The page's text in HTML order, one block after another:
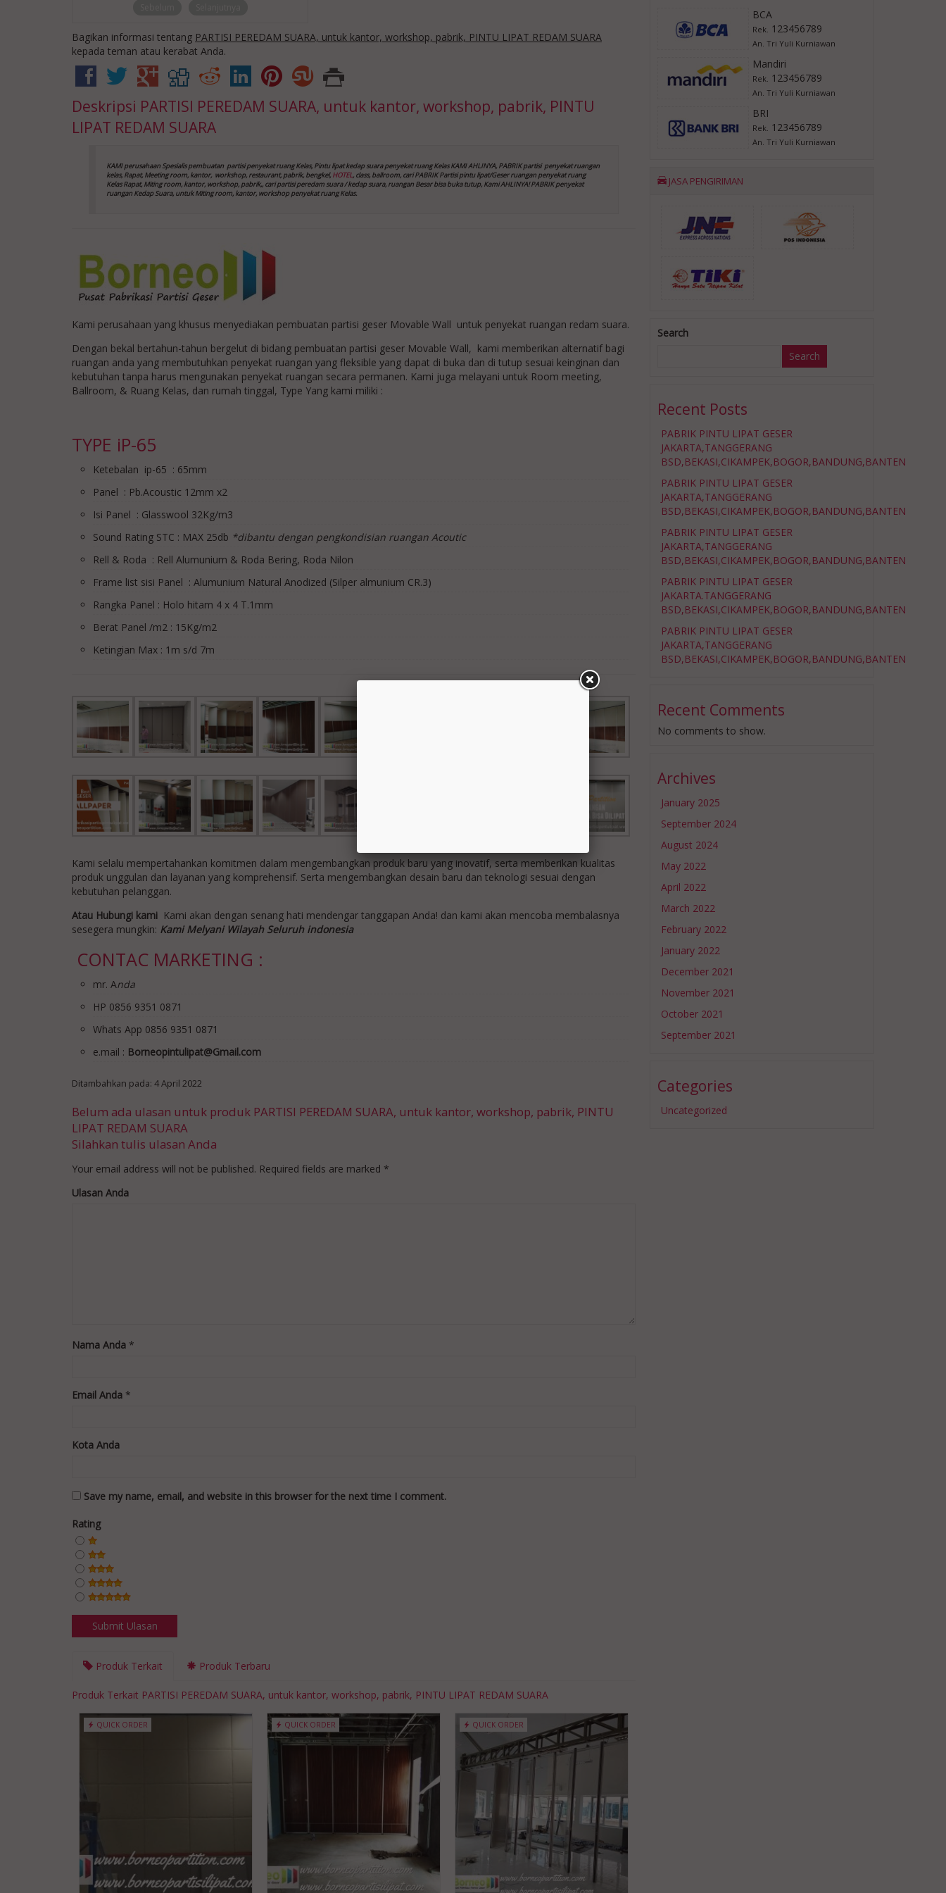
Bagikan informasi tentang PARTISI PEREDAM SUARA, untuk kantor, workshop, pabrik, PINTU LIPAT REDAM SUARA
kepada teman atau kerabat Anda.
Deskripsi PARTISI PEREDAM SUARA, untuk kantor, workshop, pabrik, PINTU
LIPAT REDAM SUARA
KAMI perusahaan Spesialis pembuatan partisi penyekat ruang Kelas, Pintu lipat kedap suarapenyekat ruang KelasKAMI AHLINYA, PABRIK partisi penyekat ruangan
kelas, Rapat, Meeting room, kantor, workshop, restaurant, pabrik, bengkel, HOTEL, class, ballroom, cari PABRIK Partisi pintu lipat/Geser ruangan penyekat ruang
KelasRapat, Miting room, kantor, workshop, pabrik,, cari partisi peredam suara / kedap suara, ruangan Besar bisa buka tutup, Kami AHLINYA! PABRIK penyekat
ruangan Kedap Suara, untuk Miting room, kantor, workshop penyekat ruang Kelas.
Kami perusahaan yang khusus menyediakan pembuatan partisi geser Movable Wall untuk penyekat ruangan redam suara.
Dengan bekal bertahun-tahun bergelut di bidang pembuatan partisi geser Movable Wall, kami memberikan alternatif bagi
ruangan anda yang membutuhkan penyekat ruangan yang fleksible yang dapat di buka dan di tutup sesuai keinginan dan
kebutuhan tanpa harus mengunakan penyekat ruangan secara permanen. Kami juga melayani untuk Room meeting,
Ballroom, & Ruang Kelas, dan rumah tinggal, Type Yang kami miliki :
TYPE iP-65
Ketebalan ip-65 : 65mm
Panel : Pb.Acoustic 12mm x2
Isi Panel : Glasswool 32Kg/m3
Sound Rating STC : MAX 25db *dibantu dengan pengkondisian ruangan Acoutic
Rell & Roda : Rell Alumunium & Roda Bering, Roda Nilon
Frame list sisi Panel : Alumunium Natural Anodized (Silper almunium CR.3)
Rangka Panel : Holo hitam 4 x 4 T.1mm
Berat Panel /m2 : 15Kg/m2
Ketingian Max : 1m s/d 7m
Kami selalu mempertahankan komitmen dalam mengembangkan produk baru yang inovatif, serta memberikan kualitas
produk unggulan dan layanan yang komprehensif. Serta mengembangkan desain baru dan teknologi sesuai dengan
kebutuhan pelanggan.
Atau Hubungi kami Kami akan dengan senang hati mendengar tanggapan Anda! dan kami akan mencoba membalasnya
sesegera mungkin: Kami Melyani Wilayah Seluruh indonesia
CONTAC MARKETING :
mr. Anda
HP 0856 9351 0871
Whats App 0856 9351 0871
e.mail : Borneopintulipat@Gmail.com
Ditambahkan pada: 4 April 2022
Belum ada ulasan untuk produk PARTISI PEREDAM SUARA, untuk kantor, workshop, pabrik, PINTU
LIPAT REDAM SUARA
Silahkan tulis ulasan Anda
Your email address will not be published. Required fields are marked *
Ulasan Anda
Nama Anda *
Email Anda *
Kota Anda
Save my name, email, and website in this browser for the next time I comment.
Rating
Produk Terkait Produk Terbaru
Produk Terkait PARTISI PEREDAM SUARA, untuk kantor, workshop, pabrik, PINTU LIPAT REDAM SUARA
QUICK ORDER QUICK ORDER QUICK ORDER
BCA
Rek. 123456789
An. Tri Yuli Kurniawan
Mandiri
Rek. 123456789
An. Tri Yuli Kurniawan
BRI
Rek. 123456789
An. Tri Yuli Kurniawan
JASA PENGIRIMAN
Search
Search
Recent Posts
PABRIK PINTU LIPAT GESER
JAKARTA,TANGGERANG
BSD,BEKASI,CIKAMPEK,BOGOR,BANDUNG,BANTEN
PABRIK PINTU LIPAT GESER
JAKARTA,TANGGERANG
BSD,BEKASI,CIKAMPEK,BOGOR,BANDUNG,BANTEN
PABRIK PINTU LIPAT GESER
JAKARTA,TANGGERANG
BSD,BEKASI,CIKAMPEK,BOGOR,BANDUNG,BANTEN
PABRIK PINTU LIPAT GESER
JAKARTA.TANGGERANG
BSD,BEKASI,CIKAMPEK,BOGOR,BANDUNG,BANTEN
PABRIK PINTU LIPAT GESER
JAKARTA,TANGGERANG
BSD,BEKASI,CIKAMPEK,BOGOR,BANDUNG,BANTEN
Recent Comments
No comments to show.
Archives
January 2025
September 2024
August 2024
May 2022
April 2022
March 2022
February 2022
January 2022
December 2021
November 2021
October 2021
September 2021
Categories
Uncategorized